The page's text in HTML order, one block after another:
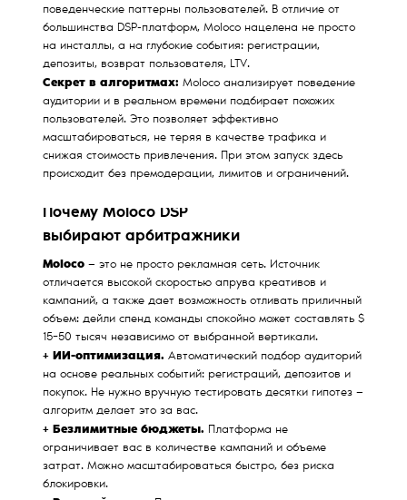
поведенческие паттерны пользователей. В отличие от
большинства DSP-платформ, Moloco нацелена не просто
на инсталлы, а на глубокие события: регистрации,
депозиты, возврат пользователя, LTV.
Секрет в алгоритмах: Moloco анализирует поведение
аудитории и в реальном времени подбирает похожих
пользователей. Это позволяет эффективно
масштабироваться, не теряя в качестве трафика и
снижая стоимость привлечения. При этом запуск здесь
происходит без премодерации, лимитов и ограничений.
Почему Moloco DSP
выбирают арбитражники
Moloco — это не просто рекламная сеть. Источник
отличается высокой скоростью апрува креативов и
кампаний, а также дает возможность отливать приличный
объем: дейли спенд команды спокойно может составлять $
15−50 тысяч независимо от выбранной вертикали.
+ ИИ-оптимизация. Автоматический подбор аудиторий
на основе реальных событий: регистраций, депозитов и
покупок. Не нужно вручную тестировать десятки гипотез —
алгоритм делает это за вас.
+ Безлимитные бюджеты. Платформа не
ограничивает вас в количестве кампаний и объеме
затрат. Можно масштабироваться быстро, без риска
блокировки.